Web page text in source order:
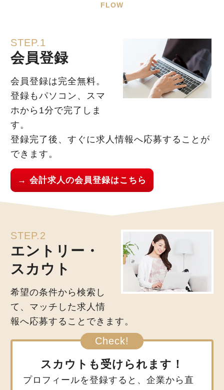
FLOW
STEP.1
会員登録
会員登録は完全無料。
登録もパソコン、スマ
ホから1分で完了しま
す。
登録完了後、すぐに求人情報へ応募することが
できます。
→ 会計求人の会員登録はこちら
STEP.2
エントリー・
スカウト
希望の条件から検索し
て、マッチした求人情
報へ応募することできます。
スカウトも受けられます！
プロフィールを登録すると、企業から直